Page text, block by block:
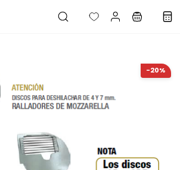
-20%